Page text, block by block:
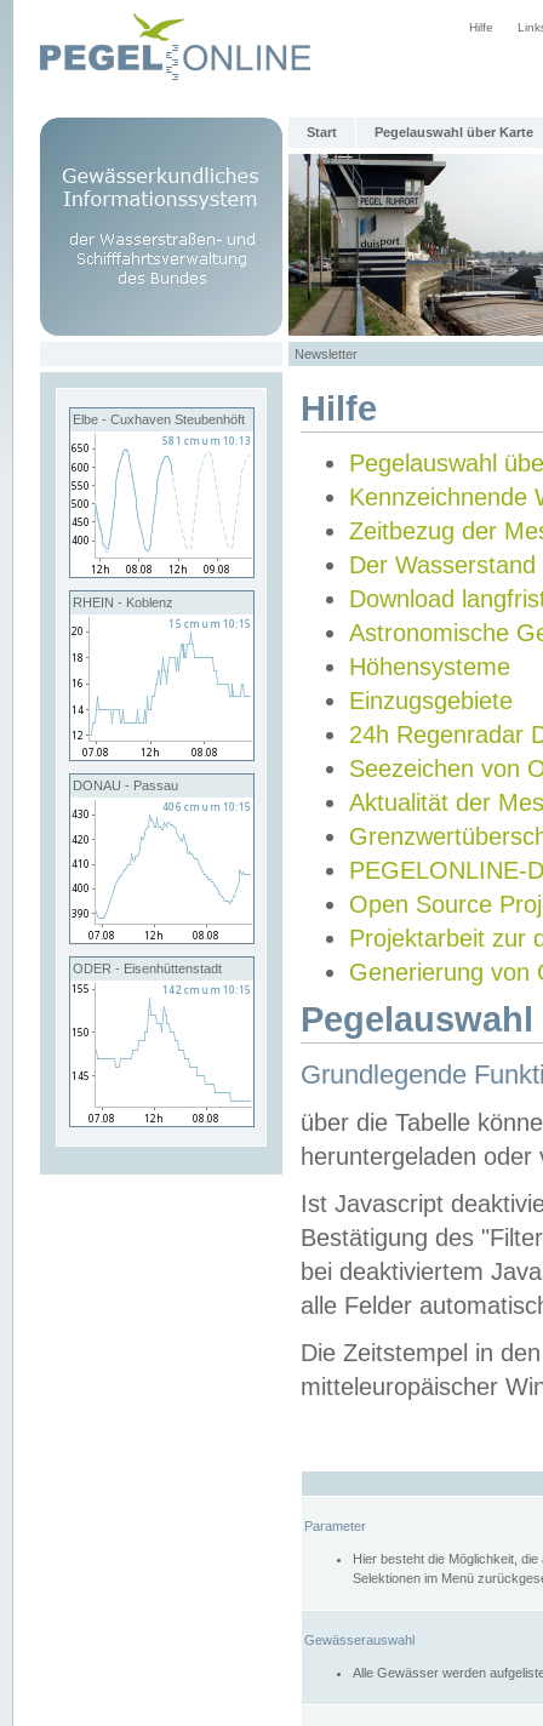
Hilfe
Start Pegelauswahl über Karte
Newsletter
Elbe - Cuxhaven Steubenhöft
RHEIN - Koblenz
DONAU - Passau
ODER - Eisenhüttenstadt
Hilfe
Pegelauswahl
Kennzeichnende
Zeitbezug der
Der Wasserstand
Download
Astronomische
Höhensysteme
Einzugsgebiete
24h Regenradar
Seezeichen von
Aktualität der
PEGELONLINE-
Open Source
Projektarbeit zur
Generierung von
Grundlegende
über die Tabelle
heruntergeladen oder
Ist Javascript
Bestätigung des
bei deaktiviertem
alle Felder
Die Zeitstempel in
mitteleuropäischer
Parameter
Hier besteht die Möglichkeit,
Selektionen im Menü
Gewässerauswahl
Alle Gewässer werden